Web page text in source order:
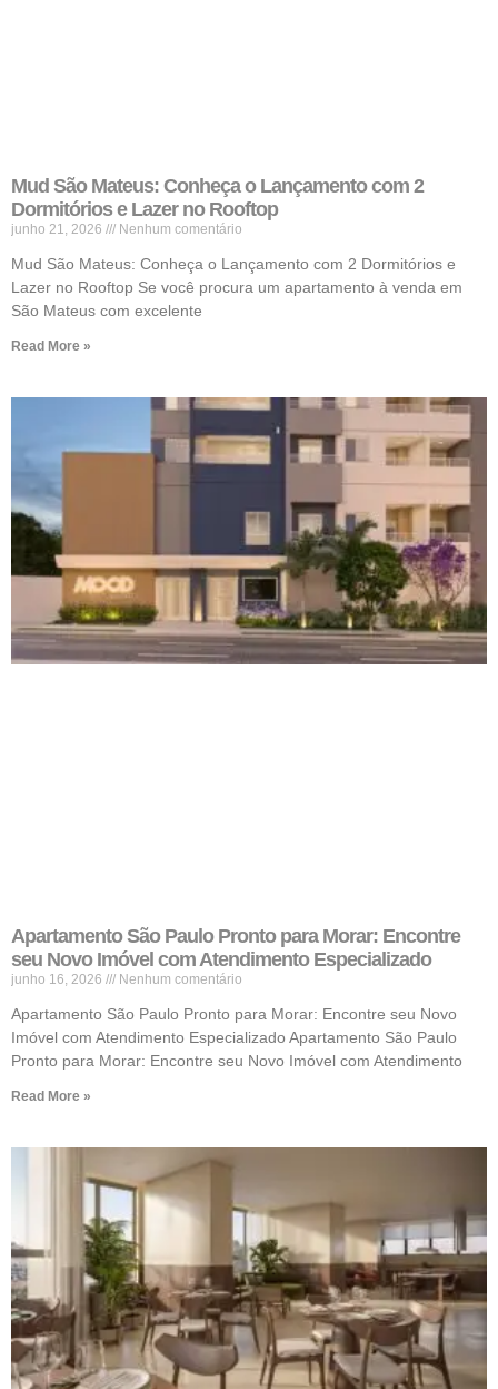
Mud São Mateus: Conheça o Lançamento com 2
Dormitórios e Lazer no Rooftop
junho 21, 2026 Nenhum comentário
Mud São Mateus: Conheça o Lançamento com 2 Dormitórios e
Lazer no Rooftop Se você procura um apartamento à venda em
São Mateus com excelente
Read More »
Apartamento São Paulo Pronto para Morar: Encontre
seu Novo Imóvel com Atendimento Especializado
junho 16, 2026 Nenhum comentário
Apartamento São Paulo Pronto para Morar: Encontre seu Novo
Imóvel com Atendimento Especializado Apartamento São Paulo
Pronto para Morar: Encontre seu Novo Imóvel com Atendimento
Read More »